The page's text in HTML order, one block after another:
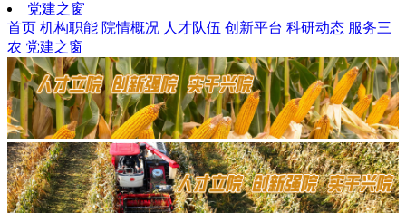
党建之窗
首页 机构职能 院情概况 人才队伍 创新平台 科研动态 服务三
农 党建之窗